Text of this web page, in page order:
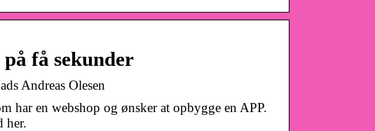
få sekunder
Andreas Olesen
en webshop og ønsker at opbygge en APP.
her.